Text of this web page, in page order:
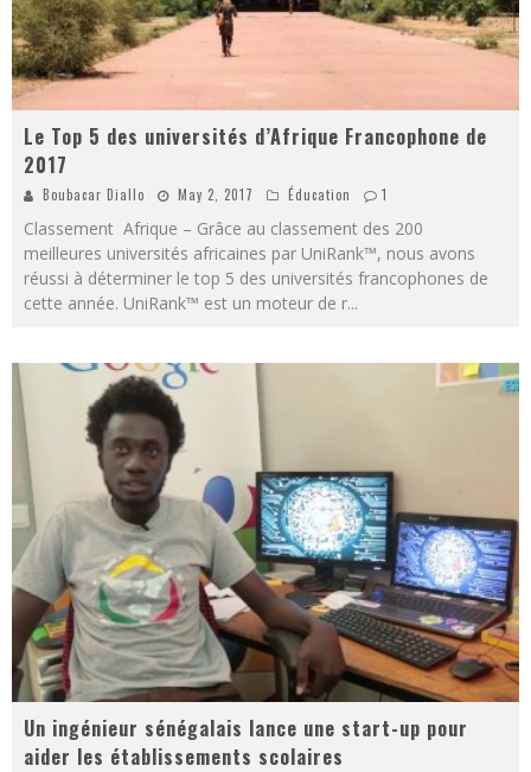
Le Top 5 des universités d’Afrique Francophone de
2017
Boubacar Diallo May 2, 2017 Éducation 1
Classement Afrique – Grâce au classement des 200
meilleures universités africaines par UniRank™, nous avons
réussi à déterminer le top 5 des universités francophones de
cette année. UniRank™ est un moteur de r...
Un ingénieur sénégalais lance une start-up pour
aider les établissements scolaires